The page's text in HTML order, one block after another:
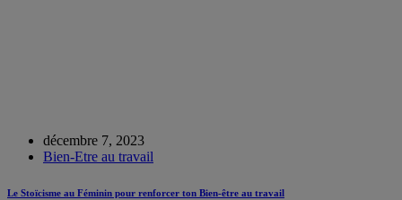
décembre 7, 2023
Bien-Etre au travail
Le Stoïcisme au Féminin pour renforcer ton Bien-être au travail